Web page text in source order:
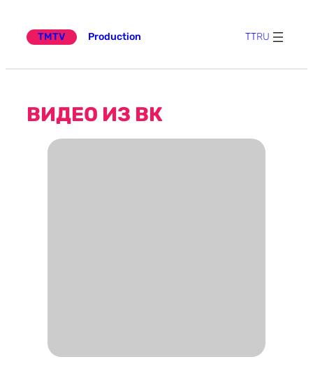
TMTV
Production TTRU
ВИДЕО ИЗ ВК